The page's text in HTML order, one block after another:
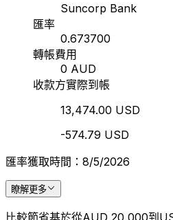
Suncorp Bank
匯率
0.673700
轉帳費用
0 AUD
收款方實際到帳
13,474.00 USD
-574.79 USD
匯率獲取時間：8/5/2026
瞭解更多
比較節省基於從AUD 20,000到